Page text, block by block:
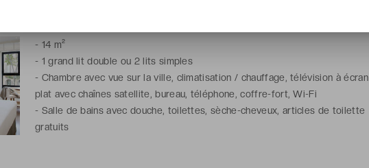
1 baby / 1 adult and 1 child
- 14 m²
- 1 grand lit double ou 2 lits simples
- Chambre avec vue sur la ville, climatisation / chauffage, télévision à écran
plat avec chaînes satellite, bureau, téléphone, coffre-fort, Wi-Fi
- Salle de bains avec douche, toilettes, sèche-cheveux, articles de toilette
gratuits